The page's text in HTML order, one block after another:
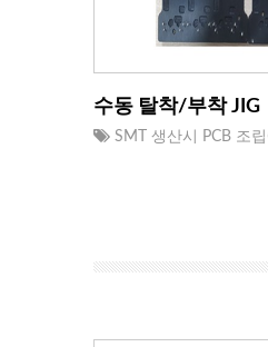
수동 탈착/부착 JIG
SMT 생산시 PCB 조